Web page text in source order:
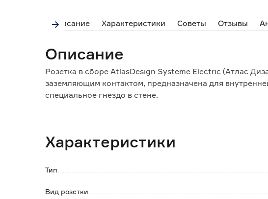
Описание Характеристики Советы Отзывы
Описание
Розетка в сборе AtlasDesign Systeme Electric (Атлас
заземляющим контактом, предназначена для
специальное гнездо в стене.
- лицевые детали изделий изготовлены из
- удобный подвод проводов;
- усиленные прямые монтажные лапки для лучшей
Характеристики
Тип
Вид розетки